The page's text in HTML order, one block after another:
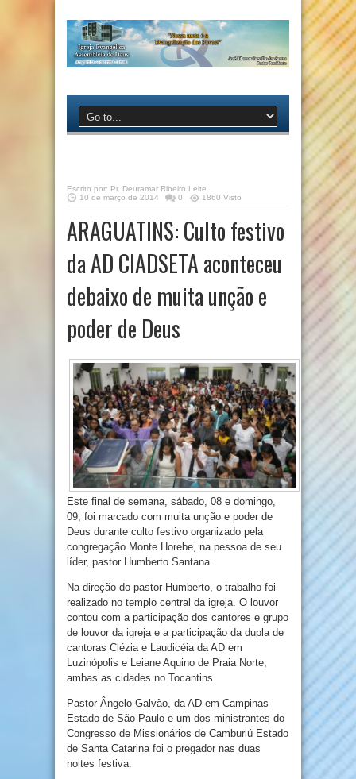
Escrito por: Pr. Deuramar Ribeiro Leite
10 de março de 2014
0 1860 Visto
ARAGUATINS: Culto festivo
da AD CIADSETA aconteceu
debaixo de muita unção e
poder de Deus
Este final de semana, sábado, 08 e domingo,
09, foi marcado com muita unção e poder de
Deus durante culto festivo organizado pela
congregação Monte Horebe, na pessoa de seu
líder, pastor Humberto Santana.
Na direção do pastor Humberto, o trabalho foi
realizado no templo central da igreja. O louvor
contou com a participação dos cantores e grupo
de louvor da igreja e a participação da dupla de
cantoras Clézia e Laudicéia da AD em
Luzinópolis e Leiane Aquino de Praia Norte,
ambas as cidades no Tocantins.
Pastor Ângelo Galvão, da AD em Campinas
Estado de São Paulo e um dos ministrantes do
Congresso de Missionários de Camburiú Estado
de Santa Catarina foi o pregador nas duas
noites festiva.